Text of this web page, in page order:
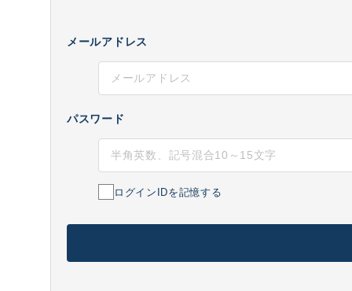
メールアドレス
パスワード
ログインIDを記憶する